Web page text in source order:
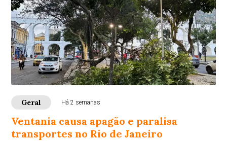
Geral Há 2 semanas
Ventania causa apagão e paralisa
transportes no Rio de Janeiro